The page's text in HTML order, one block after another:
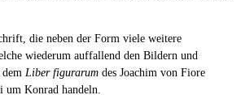
die neben der Form viele weitere
wiederum auffallend den Bildern und
Liber figurarum des Joachim von Fiore
um Konrad handeln.